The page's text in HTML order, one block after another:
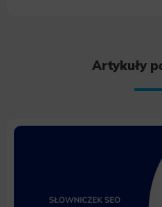
Artykuły